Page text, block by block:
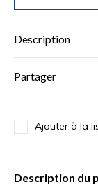
Description
Partager
Ajouter à la
Description du